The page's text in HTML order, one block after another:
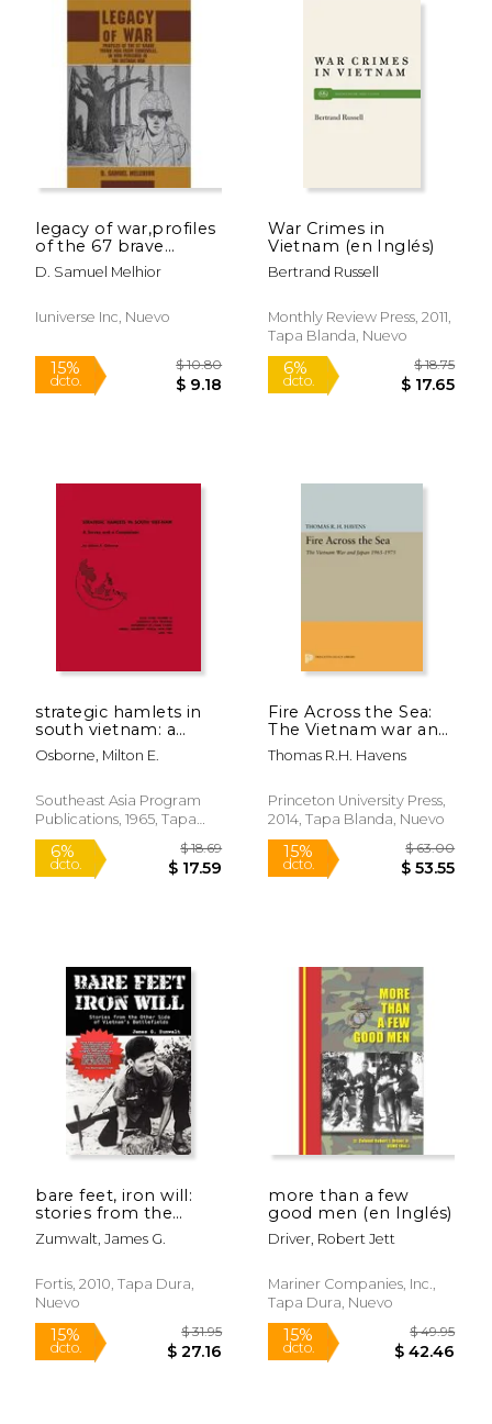
dcto. dcto.
legacy of war,profiles
of the 67 brave
young men from
evansville, in who
vietnam war
D. Samuel Melhior
Iuniverse Inc, Nuevo
15%
dcto.
War Crimes in
Vietnam (en Inglés)
Bertrand Russell
Monthly Review Press, 2011,
Tapa Blanda, Nuevo
6%
dcto.
strategic hamlets in
south vietnam: a
survey and
comparison (en
Osborne, Milton E.
Southeast Asia Program
Publications, 1965, Tapa
Blanda, Nuevo
Fire Across the Sea:
The Vietnam war and
Japan 1965-1975
(Princeton Legacy
Thomas R.H. Havens
Princeton University Press,
2014, Tapa Blanda, Nuevo
bare feet, iron will:
stories from the
other side of
vietnam's battlefields
Zumwalt, James G.
Fortis, 2010, Tapa Dura,
Nuevo
more than a few
good men (en Inglés)
Driver, Robert Jett
Mariner Companies, Inc.,
Tapa Dura, Nuevo